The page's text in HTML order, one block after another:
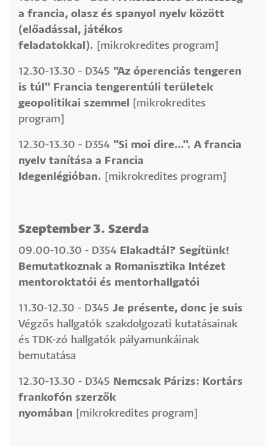
a francia, olasz és spanyol nyelv között
(előadással, játékos
feladatokkal).
[mikrokredites program]
12.30-13.30 - D345 "Az óperenciás tengeren
is túl" Francia tengerentúli területek
geopolitikai szemmel
[mikrokredites
program]
12.30-13.30 - D354 "Si moi dire…". A francia
nyelv tanítása a Francia
Idegenlégióban.
[mikrokredites program]
Szeptember 3. Szerda
09.00-10.30 - D354 Elakadtál? Segítünk!
Bemutatkoznak a Romanisztika Intézet
mentoroktatói és mentorhallgatói
11.30-12.30 - D345 Je présente, donc je suis
Végzős hallgatók szakdolgozati kutatásainak
és TDK-zó hallgatók pályamunkáinak
bemutatása
12.30-13.30 - D345 Nemcsak Párizs: Kortárs
frankofón szerzők
nyomában
[mikrokredites program]